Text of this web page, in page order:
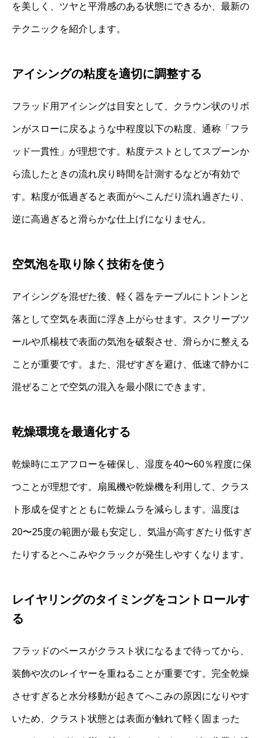
を美しく、ツヤと平滑感のある状態にできるか、最新の
テクニックを紹介します。
アイシングの粘度を適切に調整する
フラッド用アイシングは目安として、クラウン状のリボ
ンがスローに戻るような中程度以下の粘度、通称「フラ
ッド一貫性」が理想です。粘度テストとしてスプーンか
ら流したときの流れ戻り時間を計測するなどが有効で
す。粘度が低過ぎると表面がへこんだり流れ過ぎたり、
逆に高過ぎると滑らかな仕上げになりません。
空気泡を取り除く技術を使う
アイシングを混ぜた後、軽く器をテーブルにトントンと
落として空気を表面に浮き上がらせます。スクリーブツ
ールや爪楊枝で表面の気泡を破裂させ、滑らかに整える
ことが重要です。また、混ぜすぎを避け、低速で静かに
混ぜることで空気の混入を最小限にできます。
乾燥環境を最適化する
乾燥時にエアフローを確保し、湿度を40〜60％程度に保
つことが理想です。扇風機や乾燥機を利用して、クラス
ト形成を促すとともに乾燥ムラを減らします。温度は
20〜25度の範囲が最も安定し、気温が高すぎたり低すぎ
たりするとへこみやクラックが発生しやすくなります。
レイヤリングのタイミングをコントロールす
る
フラッドのベースがクラスト状になるまで待ってから、
装飾や次のレイヤーを重ねることが重要です。完全乾燥
させすぎると水分移動が起きてへこみの原因になりやす
いため、クラスト状態とは表面が触れて軽く固まった